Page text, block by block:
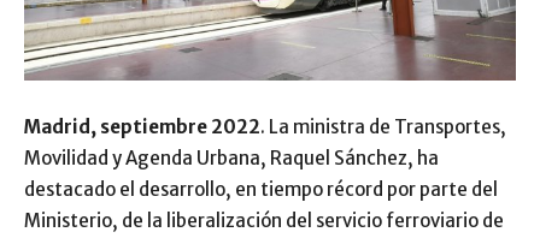
Madrid, septiembre 2022. La ministra de Transportes,
Movilidad y Agenda Urbana, Raquel Sánchez, ha
destacado el desarrollo, en tiempo récord por parte del
Ministerio, de la liberalización del servicio ferroviario de